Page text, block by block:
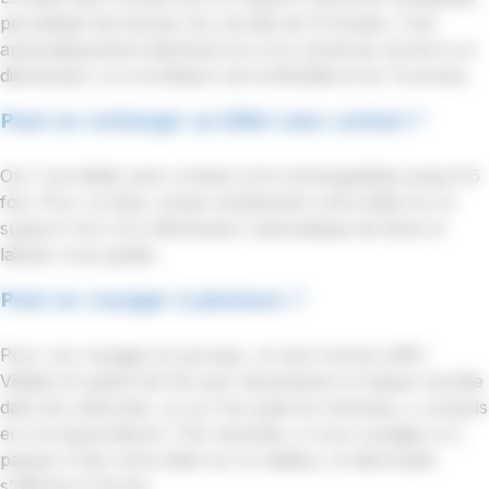
permettant de stocker les carnets de 10 tickets. Il est
automatiquement distribué lors d'un achat de carnet à un
distributeur ou à la Maison de la Mobilité et du Tourisme.
Peut-on recharger un billet sans contact ?
Oui ! Les billets sans contact sont rechargeables jusqu'à 5
fois. Pour ce faire, posez simplement votre billet sur le
support noir d'un distributeur automatique de titres et
laissez vous guider.
Peut-on voyager à plusieurs ?
Pour vos voyages en groupe, un seul carnet suffit !
Validez le autant de fois que nécessaires à chaque montée
dans les véhicules, ou sur les quais du tramway, y compris
en correspondance ! Par exemple, si vous voyagez à 3,
passez 3 fois votre billet sur le valideur, le décompte